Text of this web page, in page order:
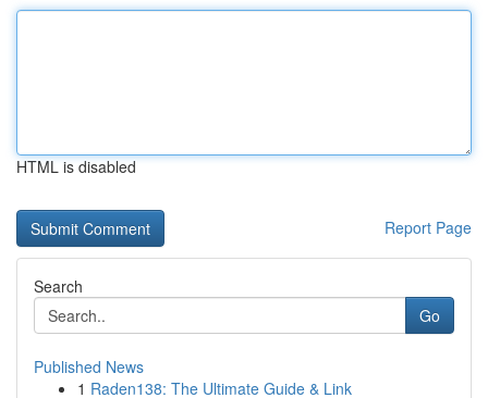
HTML is disabled
Report Page
Search
Go
Published News
1 Raden138: The Ultimate Guide & Link